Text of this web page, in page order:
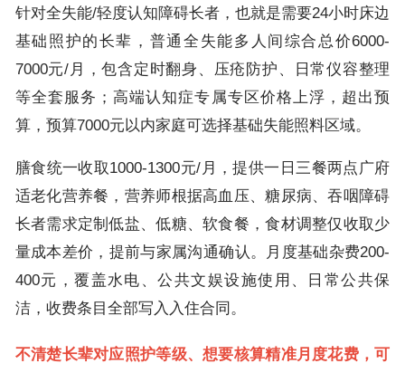
针对全失能/轻度认知障碍长者，也就是需要24小时床边
基础照护的长辈，普通全失能多人间综合总价6000-
7000元/月，包含定时翻身、压疮防护、日常仪容整理
等全套服务；高端认知症专属专区价格上浮，超出预
算，预算7000元以内家庭可选择基础失能照料区域。
膳食统一收取1000-1300元/月，提供一日三餐两点广府
适老化营养餐，营养师根据高血压、糖尿病、吞咽障碍
长者需求定制低盐、低糖、软食餐，食材调整仅收取少
量成本差价，提前与家属沟通确认。月度基础杂费200-
400元，覆盖水电、公共文娱设施使用、日常公共保
洁，收费条目全部写入入住合同。
不清楚长辈对应照护等级、想要核算精准月度花费，可